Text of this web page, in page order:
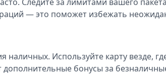
— это поможет избежать
наличных. Используйте карту везде,
бонусы за